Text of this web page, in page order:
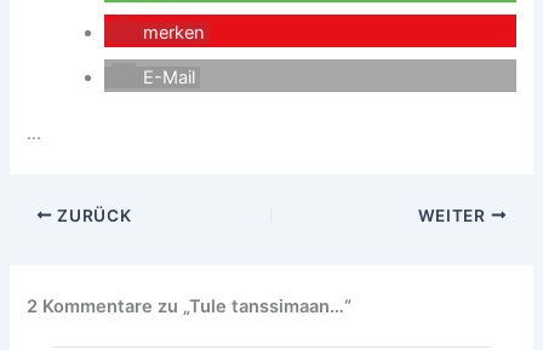
merken
E-Mail
…
ZURÜCK WEITER
2 Kommentare zu „Tule tanssimaan…“